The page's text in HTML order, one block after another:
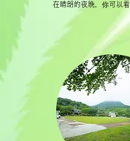
在晴朗的夜晚，你可以看